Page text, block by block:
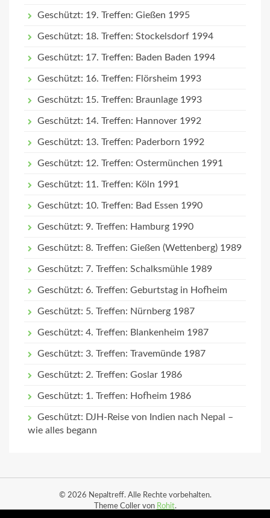
Geschützt: 19. Treffen: Gießen 1995
Geschützt: 18. Treffen: Stockelsdorf 1994
Geschützt: 17. Treffen: Baden Baden 1994
Geschützt: 16. Treffen: Flörsheim 1993
Geschützt: 15. Treffen: Braunlage 1993
Geschützt: 14. Treffen: Hannover 1992
Geschützt: 13. Treffen: Paderborn 1992
Geschützt: 12. Treffen: Ostermünchen 1991
Geschützt: 11. Treffen: Köln 1991
Geschützt: 10. Treffen: Bad Essen 1990
Geschützt: 9. Treffen: Hamburg 1990
Geschützt: 8. Treffen: Gießen (Wettenberg) 1989
Geschützt: 7. Treffen: Schalksmühle 1989
Geschützt: 6. Treffen: Geburtstag in Hofheim
Geschützt: 5. Treffen: Nürnberg 1987
Geschützt: 4. Treffen: Blankenheim 1987
Geschützt: 3. Treffen: Travemünde 1987
Geschützt: 2. Treffen: Goslar 1986
Geschützt: 1. Treffen: Hofheim 1986
Geschützt: DJH-Reise von Indien nach Nepal –
wie alles begann
© 2026 Nepaltreff. Alle Rechte vorbehalten.
Theme Coller von Rohit.